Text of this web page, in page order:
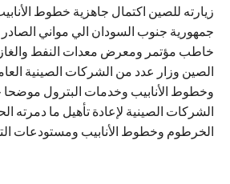
زيارته للصين اكتمال جاهزية خطوط
جمهورية جنوب السودان الي مواني
خاطب مؤتمر ومعرض معدات النفط
الصين وزار عدد من الشركات الصينية
وخطوط الأنابيب وخدمات البترول موضحا
الشركات الصينية لإعادة تأهيل ما دمرته
الخرطوم وخطوط الأنابيب ومستودعات